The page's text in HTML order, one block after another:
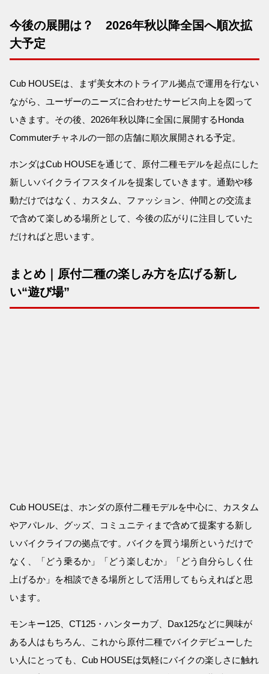
今後の展開は？ 2026年秋以降全国へ順次拡
大予定
Cub HOUSEは、まず美女木のトライアル拠点で運用を行ない
ながら、ユーザーのニーズに合わせたサービス向上を図って
いきます。その後、2026年秋以降に全国に展開するHonda
Commuterチャネルの一部の店舗に順次展開される予定。
ホンダはCub HOUSEを通じて、原付二種モデルを起点にした
新しいバイクライフスタイルを提案していきます。通勤や移
動だけではなく、カスタム、ファッション、仲間との交流ま
で含めて楽しめる場所として、今後の広がりに注目していた
だければと思います。
まとめ｜原付二種の楽しみ方を広げる新し
い“遊び場”
Cub HOUSEは、ホンダの原付二種モデルを中心に、カスタム
やアパレル、グッズ、コミュニティまで含めて提案する新し
いバイクライフの拠点です。バイクを買う場所というだけで
なく、「どう乗るか」「どう楽しむか」「どう自分らしく仕
上げるか」を相談できる場所として活用してもらえればと思
います。
モンキー125、CT125・ハンターカブ、Dax125などに興味が
ある人はもちろん、これから原付二種でバイクデビューした
い人にとっても、Cub HOUSEは気軽にバイクの楽しさに触れ